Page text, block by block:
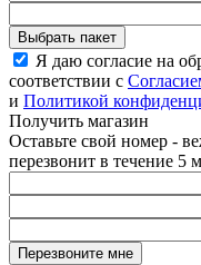
Выбрать пакет
Я даю согласие на
соответствии с
и Политикой
Получить магазин
Оставьте свой номер -
перезвонит в течение 5
Перезвоните мне